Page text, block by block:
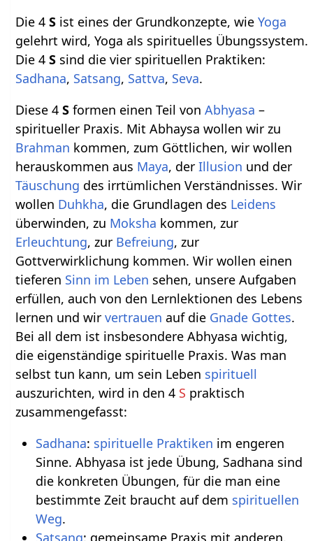
Die 4S ist eines der Grundkonzepte, wieYoga
gelehrt wird, Yoga als spirituelles Übungssystem.
Die 4S sind die vier spirituellen Praktiken:
Sadhana, Satsang, Sattva, Seva.
Diese 4S formen einen Teil vonAbhyasa –
spiritueller Praxis. Mit Abhaysa wollen wir zu
Brahman kommen, zum Göttlichen, wir wollen
herauskommen aus Maya, derIllusion und der
Täuschung des irrtümlichen Verständnisses. Wir
wollen Duhkha, die Grundlagen des Leidens
überwinden, zu Moksha kommen, zur
Erleuchtung, zur Befreiung, zur
Gottverwirklichung kommen. Wir wollen einen
tieferen Sinn im Leben sehen, unsere Aufgaben
erfüllen, auch von den Lernlektionen des Lebens
lernen und wirvertrauen auf die Gnade Gottes.
Bei all dem ist insbesondere Abhyasa wichtig,
die eigenständige spirituelle Praxis. Was man
selbst tun kann, um sein Leben spirituell
auszurichten, wird in den 4 S praktisch
zusammengefasst:
Sadhana: spirituelle Praktiken im engeren
Sinne. Abhyasa ist jede Übung, Sadhana sind
die konkreten Übungen, für die man eine
bestimmte Zeit braucht auf dem spirituellen
Weg.